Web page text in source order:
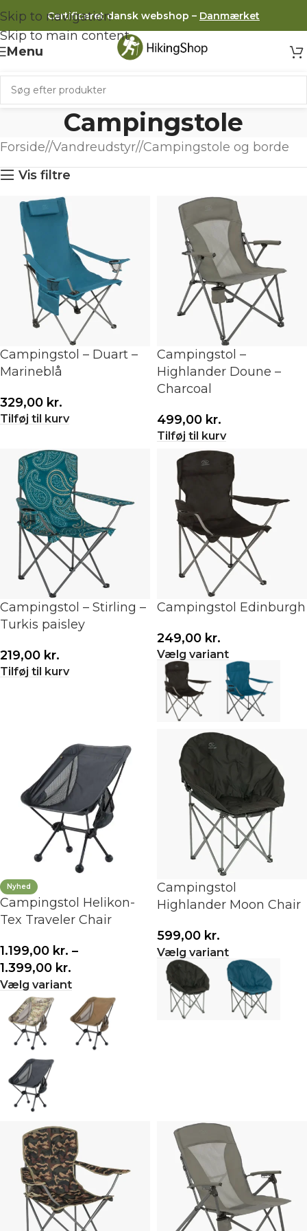
Skip to navigation
Skip to main content
Certificeret dansk webshop – Danmærket
Menu
Campingstole
Forside/ Vandreudstyr/ Campingstole og borde
Vis filtre
Campingstol – Duart –
Marineblå
329,00 kr.
Tilføj til kurv
Campingstol –
Highlander Doune –
Charcoal
499,00 kr.
Tilføj til kurv
Campingstol – Stirling –
Turkis paisley
219,00 kr.
Tilføj til kurv
Campingstol Edinburgh
249,00 kr.
Vælg variant
Nyhed
Campingstol Helikon-
Tex Traveler Chair
1.199,00 kr. –
1.399,00 kr.
Vælg variant
Campingstol
Highlander Moon Chair
599,00 kr.
Vælg variant